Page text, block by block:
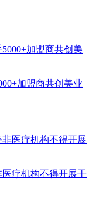
加盟商共创美业
疗机构不得开展干